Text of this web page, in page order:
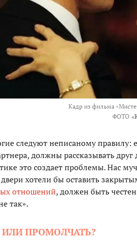
Кадр из фильма
ФОТО
следуют неписаному
должны рассказывать
это создает проблемы. Нас
хотели бы оставить
отношений, должен быть
так».
ИЛИ ПРОМОЛЧАТЬ?